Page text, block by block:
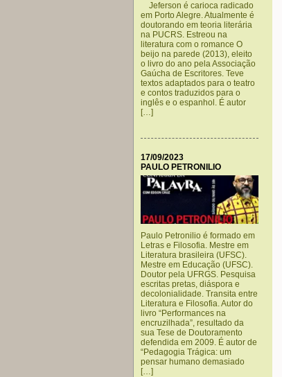
Jeferson é carioca radicado
em Porto Alegre. Atualmente é
doutorando em teoria literária
na PUCRS. Estreou na
literatura com o romance O
beijo na parede (2013), eleito
o livro do ano pela Associação
Gaúcha de Escritores. Teve
textos adaptados para o teatro
e contos traduzidos para o
inglês e o espanhol. É autor
[…]
17/09/2023
PAULO PETRONILIO
Paulo Petronilio é formado em
Letras e Filosofia. Mestre em
Literatura brasileira (UFSC).
Mestre em Educação (UFSC).
Doutor pela UFRGS. Pesquisa
escritas pretas, diáspora e
decolonialidade. Transita entre
Literatura e Filosofia. Autor do
livro “Performances na
encruzilhada”, resultado da
sua Tese de Doutoramento
defendida em 2009. É autor de
“Pedagogia Trágica: um
pensar humano demasiado
[…]